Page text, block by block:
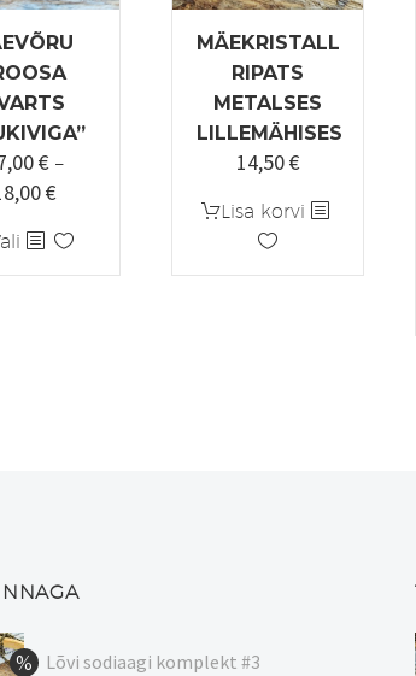
€ –
€Hinnavahemik:
kuni
18,00 €
Sellel
tootel
MÄEKRISTALL
RIPATS
METALSES
LILLEMÄHISES
14,50€
Lisa korvi
Lõvi sodiaagi komplekt #3